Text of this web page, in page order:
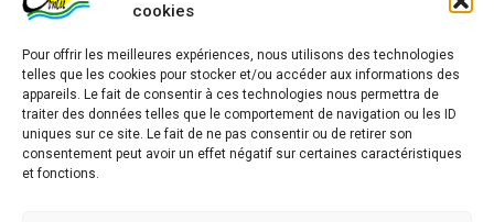
cookies
Pour offrir les meilleures expériences, nous utilisons des technologies
telles que les cookies pour stocker et/ou accéder aux informations des
appareils. Le fait de consentir à ces technologies nous permettra de
traiter des données telles que le comportement de navigation ou les ID
uniques sur ce site. Le fait de ne pas consentir ou de retirer son
consentement peut avoir un effet négatif sur certaines caractéristiques
et fonctions.